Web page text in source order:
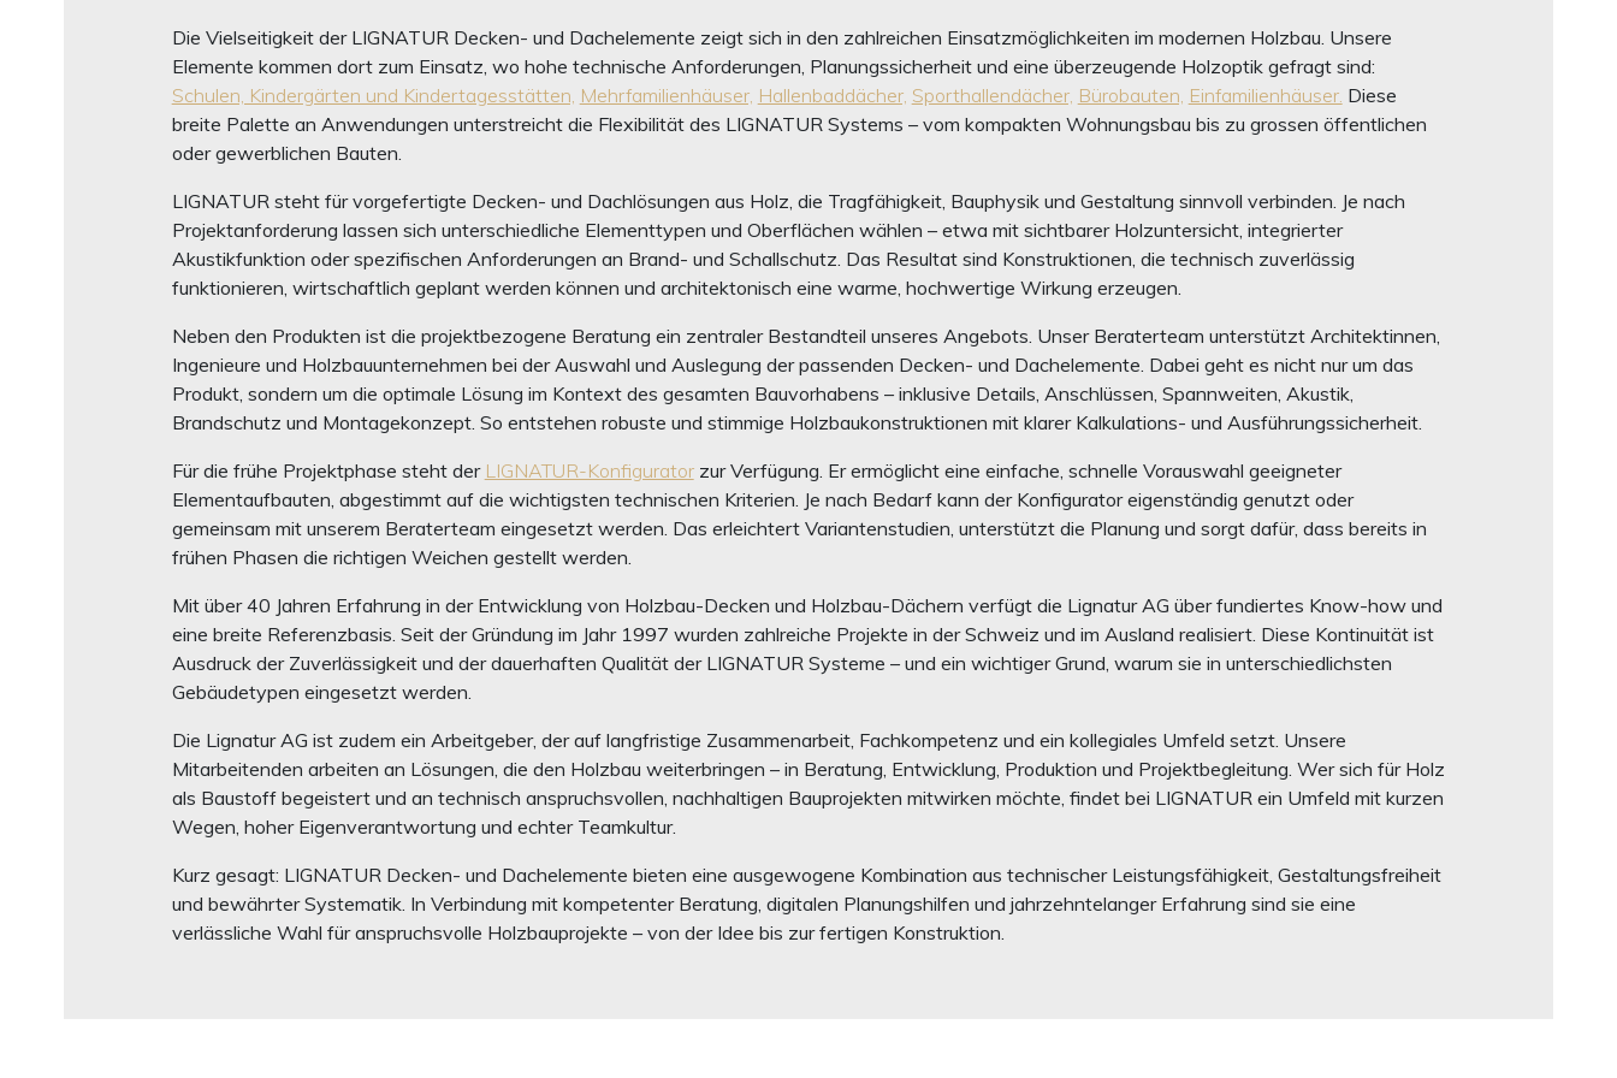
Die Vielseitigkeit der LIGNATUR Decken- und Dachelemente zeigt sich in den zahlreichen Einsatzmöglichkeiten im modernen Holzbau. Unsere
Elemente kommen dort zum Einsatz, wo hohe technische Anforderungen, Planungssicherheit und eine überzeugende Holzoptik gefragt sind:
Schulen, Kindergärten und Kindertagesstätten, Mehrfamilienhäuser, Hallenbaddächer, Sporthallendächer, Bürobauten, Einfamilienhäuser. Diese
breite Palette an Anwendungen unterstreicht die Flexibilität des LIGNATUR Systems – vom kompakten Wohnungsbau bis zu grossen öffentlichen
oder gewerblichen Bauten.
LIGNATUR steht für vorgefertigte Decken- und Dachlösungen aus Holz, die Tragfähigkeit, Bauphysik und Gestaltung sinnvoll verbinden. Je nach
Projektanforderung lassen sich unterschiedliche Elementtypen und Oberflächen wählen – etwa mit sichtbarer Holzuntersicht, integrierter
Akustikfunktion oder spezifischen Anforderungen an Brand- und Schallschutz. Das Resultat sind Konstruktionen, die technisch zuverlässig
funktionieren, wirtschaftlich geplant werden können und architektonisch eine warme, hochwertige Wirkung erzeugen.
Neben den Produkten ist die projektbezogene Beratung ein zentraler Bestandteil unseres Angebots. Unser Beraterteam unterstützt Architektinnen,
Ingenieure und Holzbauunternehmen bei der Auswahl und Auslegung der passenden Decken- und Dachelemente. Dabei geht es nicht nur um das
Produkt, sondern um die optimale Lösung im Kontext des gesamten Bauvorhabens – inklusive Details, Anschlüssen, Spannweiten, Akustik,
Brandschutz und Montagekonzept. So entstehen robuste und stimmige Holzbaukonstruktionen mit klarer Kalkulations- und Ausführungssicherheit.
Für die frühe Projektphase steht der LIGNATUR-Konfiguratorzur Verfügung. Er ermöglicht eine einfache, schnelle Vorauswahl geeigneter
Elementaufbauten, abgestimmt auf die wichtigsten technischen Kriterien. Je nach Bedarf kann der Konfigurator eigenständig genutzt oder
gemeinsam mit unserem Beraterteam eingesetzt werden. Das erleichtert Variantenstudien, unterstützt die Planung und sorgt dafür, dass bereits in
frühen Phasen die richtigen Weichen gestellt werden.
Mit über 40 Jahren Erfahrung in der Entwicklung von Holzbau-Decken und Holzbau-Dächern verfügt die Lignatur AG über fundiertes Know-how und
eine breite Referenzbasis. Seit der Gründung im Jahr 1997 wurden zahlreiche Projekte in der Schweiz und im Ausland realisiert. Diese Kontinuität ist
Ausdruck der Zuverlässigkeit und der dauerhaften Qualität der LIGNATUR Systeme – und ein wichtiger Grund, warum sie in unterschiedlichsten
Gebäudetypen eingesetzt werden.
Die Lignatur AG ist zudem ein Arbeitgeber, der auf langfristige Zusammenarbeit, Fachkompetenz und ein kollegiales Umfeld setzt. Unsere
Mitarbeitenden arbeiten an Lösungen, die den Holzbau weiterbringen – in Beratung, Entwicklung, Produktion und Projektbegleitung. Wer sich für Holz
als Baustoff begeistert und an technisch anspruchsvollen, nachhaltigen Bauprojekten mitwirken möchte, findet bei LIGNATUR ein Umfeld mit kurzen
Wegen, hoher Eigenverantwortung und echter Teamkultur.
Kurz gesagt: LIGNATUR Decken- und Dachelemente bieten eine ausgewogene Kombination aus technischer Leistungsfähigkeit, Gestaltungsfreiheit
und bewährter Systematik. In Verbindung mit kompetenter Beratung, digitalen Planungshilfen und jahrzehntelanger Erfahrung sind sie eine
verlässliche Wahl für anspruchsvolle Holzbauprojekte – von der Idee bis zur fertigen Konstruktion.